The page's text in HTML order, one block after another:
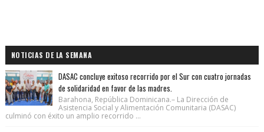
NOTICIAS DE LA SEMANA
DASAC concluye exitoso recorrido por el Sur con cuatro jornadas
de solidaridad en favor de las madres.
Barahona, República Dominicana.– La Dirección de
Asistencia Social y Alimentación Comunitaria (DASAC)
culminó con éxito un amplio recorrido ...